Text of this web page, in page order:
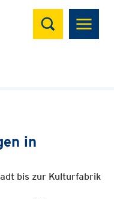
Suchen
in
bis zur Kulturfabrik